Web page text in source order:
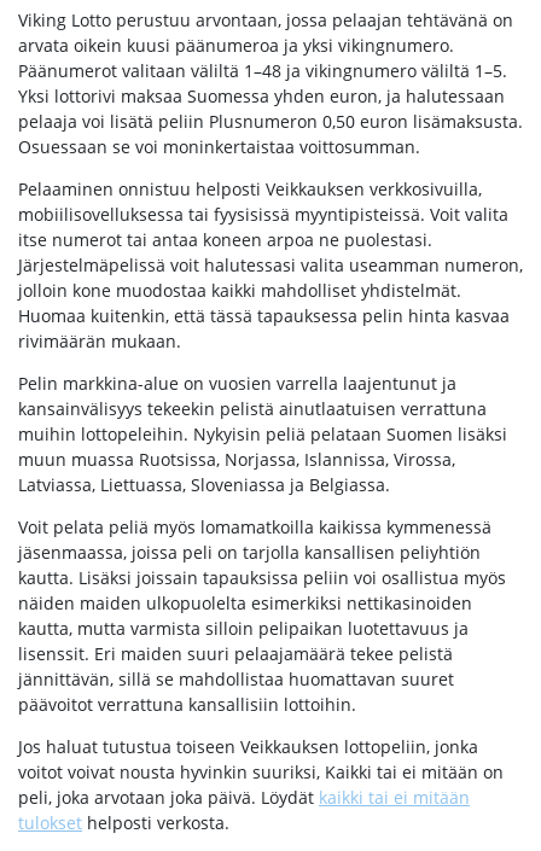
Viking Lotto perustuu arvontaan, jossa pelaajan tehtävänä on
arvata oikein kuusi päänumeroa ja yksi vikingnumero.
Päänumerot valitaan väliltä 1–48 ja vikingnumero väliltä 1–5.
Yksi lottorivi maksaa Suomessa yhden euron, ja halutessaan
pelaaja voi lisätä peliin Plusnumeron 0,50 euron lisämaksusta.
Osuessaan se voi moninkertaistaa voittosumman.
Pelaaminen onnistuu helposti Veikkauksen verkkosivuilla,
mobiilisovelluksessa tai fyysisissä myyntipisteissä. Voit valita
itse numerot tai antaa koneen arpoa ne puolestasi.
Järjestelmäpelissä voit halutessasi valita useamman numeron,
jolloin kone muodostaa kaikki mahdolliset yhdistelmät.
Huomaa kuitenkin, että tässä tapauksessa pelin hinta kasvaa
rivimäärän mukaan.
Pelin markkina-alue on vuosien varrella laajentunut ja
kansainvälisyys tekeekin pelistä ainutlaatuisen verrattuna
muihin lottopeleihin. Nykyisin peliä pelataan Suomen lisäksi
muun muassa Ruotsissa, Norjassa, Islannissa, Virossa,
Latviassa, Liettuassa, Sloveniassa ja Belgiassa.
Voit pelata peliä myös lomamatkoilla kaikissa kymmenessä
jäsenmaassa, joissa peli on tarjolla kansallisen peliyhtiön
kautta. Lisäksi joissain tapauksissa peliin voi osallistua myös
näiden maiden ulkopuolelta esimerkiksi nettikasinoiden
kautta, mutta varmista silloin pelipaikan luotettavuus ja
lisenssit. Eri maiden suuri pelaajamäärä tekee pelistä
jännittävän, sillä se mahdollistaa huomattavan suuret
päävoitot verrattuna kansallisiin lottoihin.
Jos haluat tutustua toiseen Veikkauksen lottopeliin, jonka
voitot voivat nousta hyvinkin suuriksi, Kaikki tai ei mitään on
peli, joka arvotaan joka päivä. Löydät kaikki tai ei mitään
tulokset helposti verkosta.